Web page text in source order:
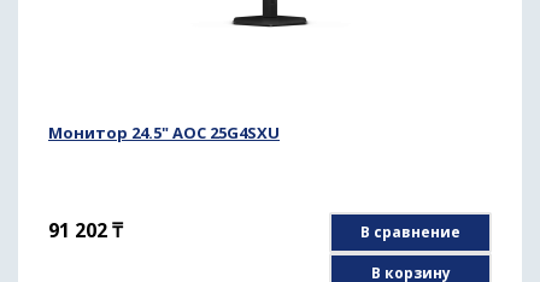
Монитор 24.5" AOC 25G4SXU
91 202₸
В сравнение
В корзину